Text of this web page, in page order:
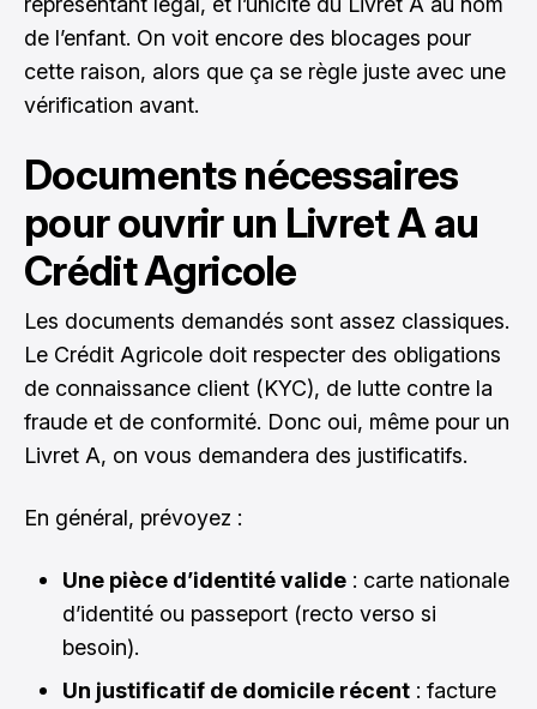
de l’enfant. On voit encore des blocages pour
cette raison, alors que ça se règle juste avec une
vérification avant.
Documents nécessaires
pour ouvrir un Livret A au
Crédit Agricole
Les documents demandés sont assez classiques.
Le Crédit Agricole doit respecter des obligations
de connaissance client (KYC), de lutte contre la
fraude et de conformité. Donc oui, même pour un
Livret A, on vous demandera des justificatifs.
En général, prévoyez :
Une pièce d’identité valide : carte nationale
d’identité ou passeport (recto verso si
besoin).
Un justificatif de domicile récent : facture